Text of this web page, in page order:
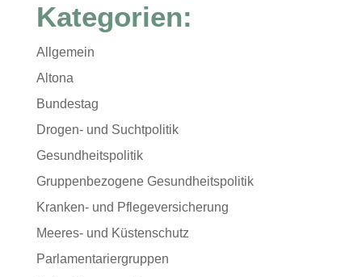
Kategorien:
Allgemein
Altona
Bundestag
Drogen- und Suchtpolitik
Gesundheitspolitik
Gruppenbezogene Gesundheitspolitik
Kranken- und Pflegeversicherung
Meeres- und Küstenschutz
Parlamentariergruppen